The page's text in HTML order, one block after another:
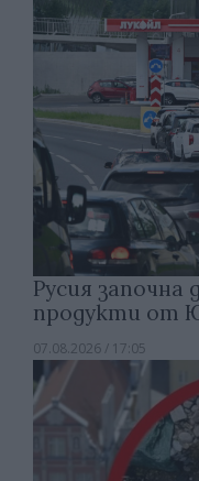
Русия започна
продукти от
07.08.2026 / 17:05